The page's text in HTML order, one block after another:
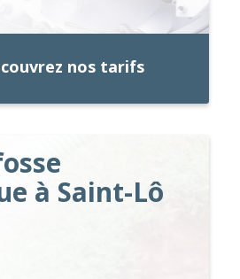
nos tarifs
à Saint-Lô